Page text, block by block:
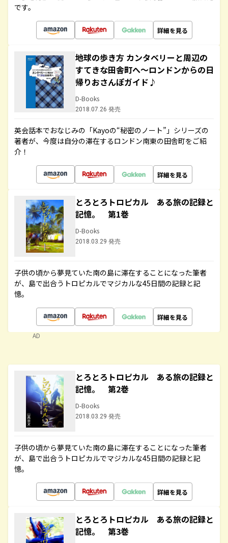
です。
詳細を見る
地球の歩き方 カンタベリーと周辺の
すてきな田舎町へ～ロンドンからの日
帰りおさんぽガイド♪
D-Books
2018.07.26 発売
英会話本でおなじみの「Kayoの“秘密のノート”」シリーズの
著者が、今度は自分の滞在するロンドン南東の田舎町をご紹
介！
詳細を見る
とろとろトロピカル ある旅の記録と
記憶。 第1巻
D-Books
2018.03.29 発売
子供の頃から夢見ていた南の島に滞在することになった筆者
が、島で出合うトロピカルでマジカルな45日間の記録と記
憶。
詳細を見る
AD
とろとろトロピカル ある旅の記録と
記憶。 第2巻
D-Books
2018.03.29 発売
子供の頃から夢見ていた南の島に滞在することになった筆者
が、島で出合うトロピカルでマジカルな45日間の記録と記
憶。
詳細を見る
とろとろトロピカル ある旅の記録と
記憶。 第3巻